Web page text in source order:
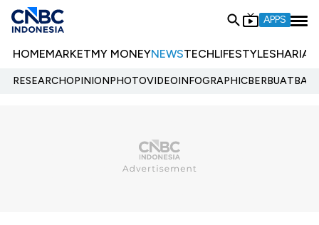
APPS
HOMEMARKETMY MONEYNEWSTECHLIFESTYLESHARIA
RESEARCHOPINIONPHOTOVIDEOINFOGRAPHIC